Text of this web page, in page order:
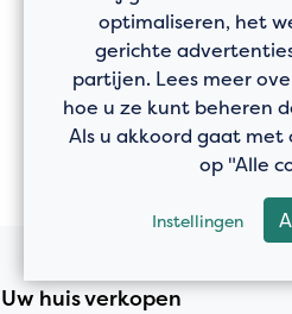
Uw huis verkopen
optimaliseren, het
gerichte
partijen. Lees meer
hoe u ze kunt beheren
Als u akkoord gaat met
op "Alle
Instellingen